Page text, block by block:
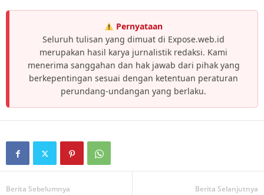
Pernyataan
Seluruh tulisan yang dimuat di Expose.web.id
merupakan hasil karya jurnalistik redaksi. Kami
menerima sanggahan dan hak jawab dari pihak yang
berkepentingan sesuai dengan ketentuan peraturan
perundang-undangan yang berlaku.
Berita Sebelumnya Berita Selanjutnya